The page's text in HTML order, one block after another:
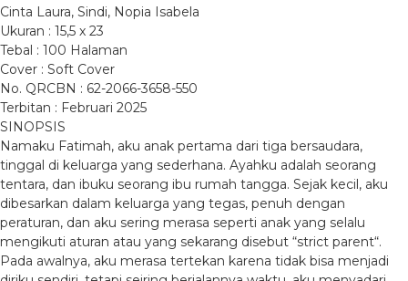
Cinta Laura, Sindi, Nopia Isabela
Ukuran : 15,5 x 23
Tebal : 100 Halaman
Cover : Soft Cover
No. QRCBN : 62-2066-3658-550
Terbitan : Februari 2025
SINOPSIS
Namaku Fatimah, aku anak pertama dari tiga bersaudara,
tinggal di keluarga yang sederhana. Ayahku adalah seorang
tentara, dan ibuku seorang ibu rumah tangga. Sejak kecil, aku
dibesarkan dalam keluarga yang tegas, penuh dengan
peraturan, dan aku sering merasa seperti anak yang selalu
mengikuti aturan atau yang sekarang disebut “strict parent“.
Pada awalnya, aku merasa tertekan karena tidak bisa menjadi